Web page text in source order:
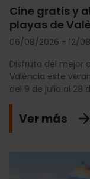
Cine gratis y
playas de
06/08/2026 - 12/
Disfruta del mejor
València este
del 9 de julio al 28
Ver más